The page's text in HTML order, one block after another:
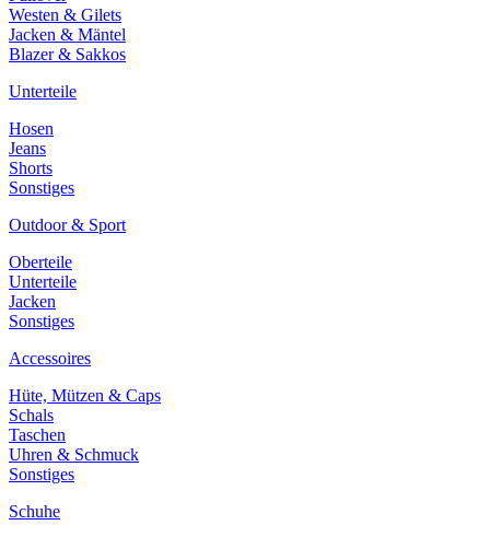
Westen & Gilets
Jacken & Mäntel
Blazer & Sakkos
Unterteile
Hosen
Jeans
Shorts
Sonstiges
Outdoor & Sport
Oberteile
Unterteile
Jacken
Sonstiges
Accessoires
Hüte, Mützen & Caps
Schals
Taschen
Uhren & Schmuck
Sonstiges
Schuhe